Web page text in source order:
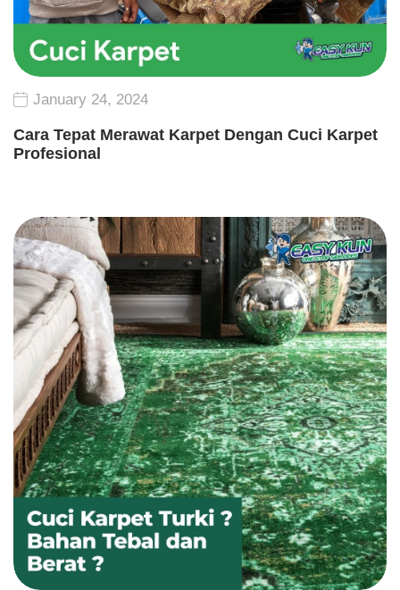
January 24, 2024
Cara Tepat Merawat Karpet Dengan Cuci Karpet
Profesional